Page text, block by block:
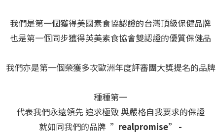
我們是第一個獲得美國素食協認證的台灣頂級保健品牌
也是第一個同步獲得英美素食協會雙認證的優質保健品
我們亦是第一個榮獲多次歐洲年度評審團大獎提名的品牌
種種第一
代表我們永遠領先 追求極致 與嚴格自我要求的保證
就如同我們的品牌 ”realpromise” -